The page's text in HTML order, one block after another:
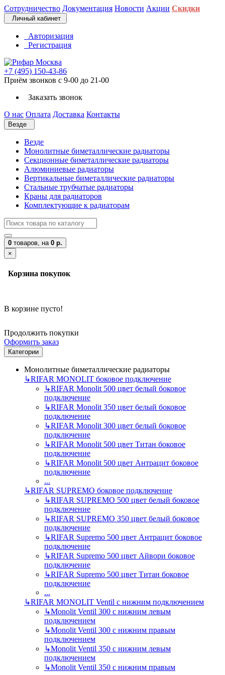
Сотрудничество Документация Новости Акции Скидки
Личный кабинет
Авторизация
Регистрация
+7 (495) 150-43-86
Приём звонков с 9-00 до 21-00
Заказать звонок
О нас Оплата Доставка Контакты
Везде
Везде
Монолитные биметаллические радиаторы
Секционные биметаллические радиаторы
Алюминиевые радиаторы
Вертикальные биметаллические радиаторы
Стальные трубчатые радиаторы
Краны для радиаторов
Комплектующие к радиаторам
0 товаров, на 0 р.
×
Корзина покупок
В корзине пусто!
Продолжить покупки
Оформить заказ
Категории
Монолитные биметаллические радиаторы
↳RIFAR MONOLIT боковое подключение
↳RIFAR Monolit 500 цвет белый боковое
подключение
↳RIFAR Monolit 350 цвет белый боковое
подключение
↳RIFAR Monolit 300 цвет белый боковое
подключение
↳RIFAR Monolit 500 цвет Титан боковое
подключение
↳RIFAR Monolit 500 цвет Антрацит боковое
подключение
...
↳RIFAR SUPREMO боковое подключение
↳RIFAR SUPREMO 500 цвет белый боковое
подключение
↳RIFAR SUPREMO 350 цвет белый боковое
подключение
↳RIFAR Supremo 500 цвет Антрацит боковое
подключение
↳RIFAR Supremo 500 цвет Айвори боковое
подключение
↳RIFAR Supremo 500 цвет Титан боковое
подключение
...
↳RIFAR MONOLIT Ventil с нижним подключением
↳Monolit Ventil 300 с нижним левым
подключением
↳Monolit Ventil 300 с нижним правым
подключением
↳Monolit Ventil 350 с нижним левым
подключением
↳Monolit Ventil 350 с нижним правым